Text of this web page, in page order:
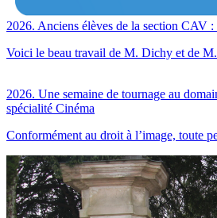
2026. Anciens élèves de la section CAV :
Voici le beau travail de M. Dichy et de
2026. Une semaine de tournage au
spécialité Cinéma
Conformément au droit à l’image, toute